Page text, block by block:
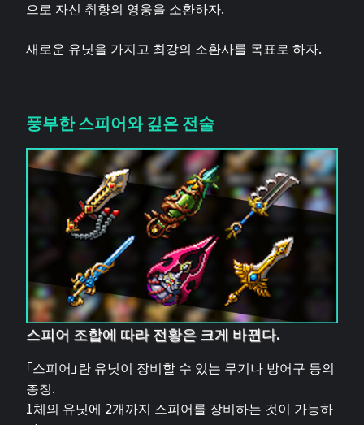
으로 자신 취향의 영웅을 소환하자.
새로운 유닛을 가지고 최강의 소환사를 목표로 하자.
풍부한 스피어와 깊은 전술
스피어 조합에 따라 전황은 크게 바뀐다.
「스피어」란 유닛이 장비할 수 있는 무기나 방어구 등의
총칭.
1체의 유닛에 2개까지 스피어를 장비하는 것이 가능하